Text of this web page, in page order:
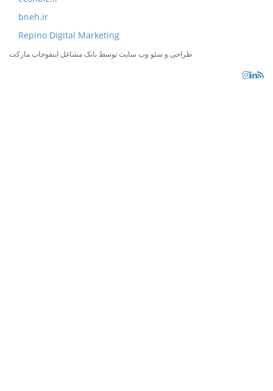
bneh.ir
Repino Digital Marketing
طراحی و سئو وب سایت توسط بانک مشاغل اینفوجاب مارکت